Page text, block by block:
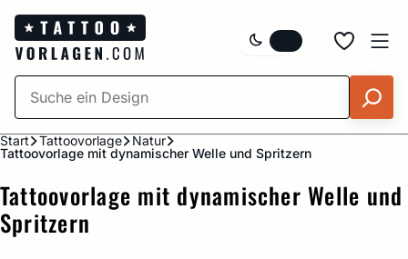
Zum
Inhalt
springen
Start Tattoovorlage
Natur
Tattoovorlage mit dynamischer Welle und Spritzern
Tattoovorlage mit dynamischer Welle und
Spritzern